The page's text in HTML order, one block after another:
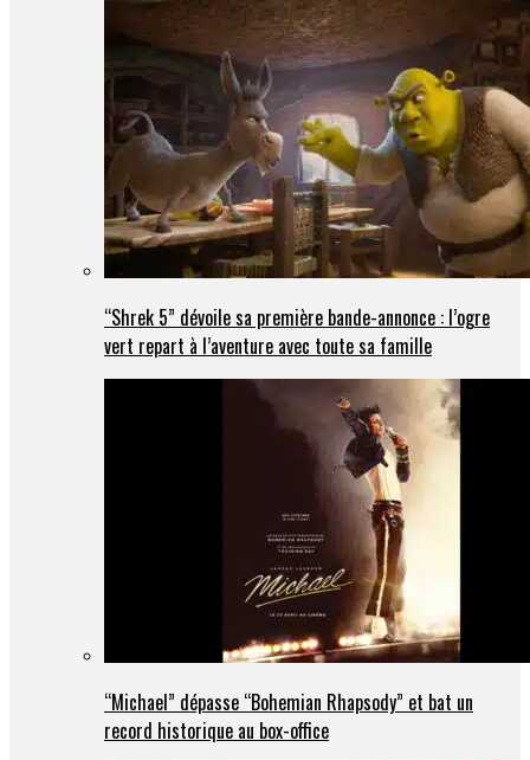
“Shrek 5” dévoile sa première bande-annonce : l’ogre
vert repart à l’aventure avec toute sa famille
“Michael” dépasse “Bohemian Rhapsody” et bat un
record historique au box-office